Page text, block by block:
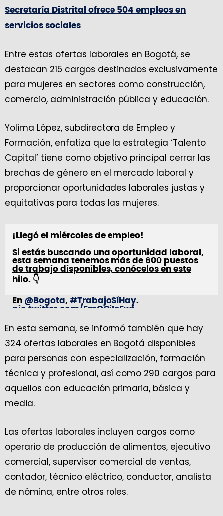
Secretaría Distrital ofrece 504 empleos en
servicios sociales
Entre estas ofertas laborales en Bogotá, se
destacan 215 cargos destinados exclusivamente
para mujeres en sectores como construcción,
comercio, administración pública y educación.
Yolima López, subdirectora de Empleo y
Formación, enfatiza que la estrategia ‘Talento
Capital’ tiene como objetivo principal cerrar las
brechas de género en el mercado laboral y
proporcionar oportunidades laborales justas y
equitativas para todas las mujeres.
¡Llegó el miércoles de empleo!
Si estás buscando una oportunidad laboral,
esta semana tenemos más de 600 puestos
de trabajo disponibles, conócelos en este
hilo. 👇
En @Bogota, #TrabajoSíHay.
pic.twitter.com/EmOOiIcEwf
— Secretaría Desarrollo Económico
(@DesarrolloBta)July 10, 2024
En esta semana, se informó también que hay
324 ofertas laborales en Bogotá disponibles
para personas con especialización, formación
técnica y profesional, así como 290 cargos para
aquellos con educación primaria, básica y
media.
Las ofertas laborales incluyen cargos como
operario de producción de alimentos, ejecutivo
comercial, supervisor comercial de ventas,
contador, técnico eléctrico, conductor, analista
de nómina, entre otros roles.